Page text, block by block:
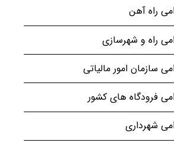
راه آهن
راه و شهرسازی
سازمان امور مالیاتی
فرودگاه های کشور
شهرداری